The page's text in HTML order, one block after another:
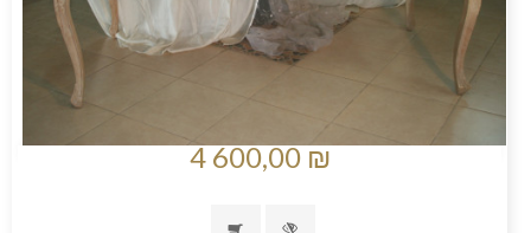
4 600,00 ₪